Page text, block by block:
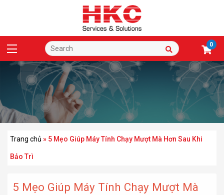
0
Trang chủ » 5 Mẹo Giúp Máy Tính Chạy Mượt Mà Hơn Sau Khi
Bảo Trì
5 Mẹo Giúp Máy Tính Chạy Mượt Mà